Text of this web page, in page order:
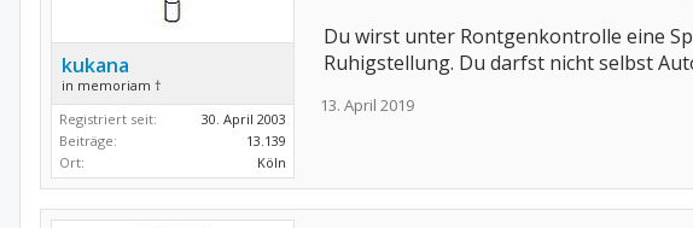
kukana
in memoriam †
Registriert seit:
30. April 2003
Beiträge:
13.139
Ort:
Köln
Du wirst unter Rontgenkontrolle eine
Ruhigstellung. Du darfst nicht selbst
13. April 2019